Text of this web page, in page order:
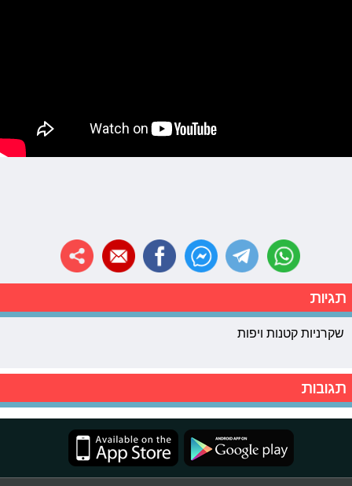
תגיות
שקרניות קטנות ויפות
תגובות